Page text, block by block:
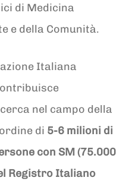
di Medicina
e della Comunità.
Italiana
nel campo della
di 5-6 milioni di
con SM (75.000
Registro Italiano